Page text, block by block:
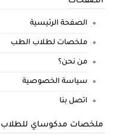
الصفحة الرئيسية
ملخصات لطلاب الطب
من نحن؟
سياسة الخصوصية
اتصل بنا
ملخصات مدكوساي للطلاب